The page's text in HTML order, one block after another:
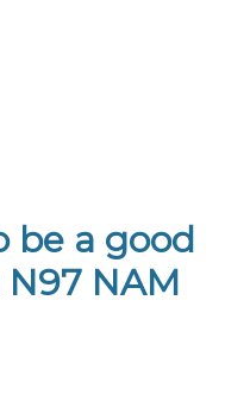
be a good
NAM